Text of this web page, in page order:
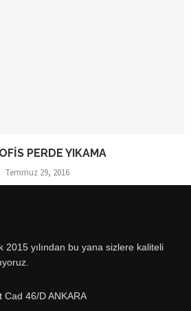
PERDE YIKAMA
Temmuz 29, 2016
2015 yılından bu yana sizlere kaliteli
46/D ANKARA